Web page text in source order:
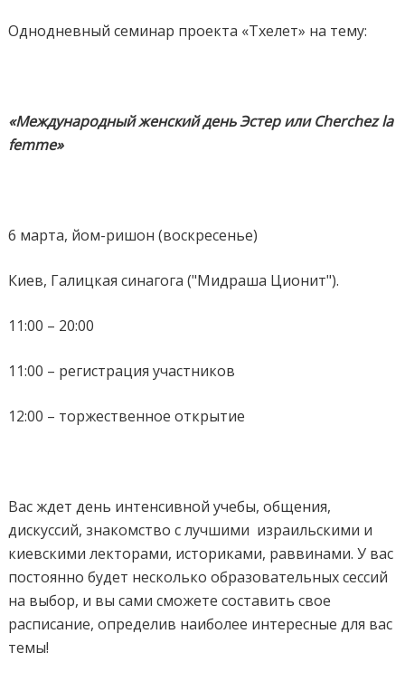
Однодневный семинар проекта «Тхелет» на тему:
«Международный женский день Эстер или Cherchez la
femme»
6 марта, йом-ришон (воскресенье)
Киев, Галицкая синагога ("Мидраша Ционит").
11:00 – 20:00
11:00 – регистрация участников
12:00 – торжественное открытие
Вас ждет день интенсивной учебы, общения,
дискуссий, знакомство с лучшими израильскими и
киевскими лекторами, историками, раввинами. У вас
постоянно будет несколько образовательных сессий
на выбор, и вы сами сможете составить свое
расписание, определив наиболее интересные для вас
темы!